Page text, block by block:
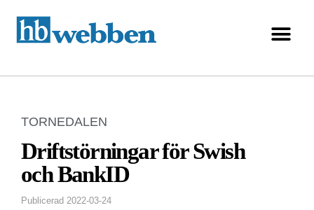
TORNEDALEN
Driftstörningar för Swish
och BankID
Publicerad 2022-03-24